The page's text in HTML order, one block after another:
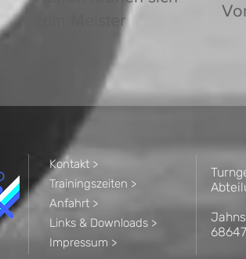
zum Meister
Kontakt >
Trainingszeiten >
Anfahrt >
Links & Downloads >
Impressum >